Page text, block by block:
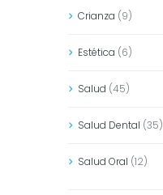
Crianza (9)
Estética (6)
Salud (45)
Salud Dental (35)
Salud Oral (12)